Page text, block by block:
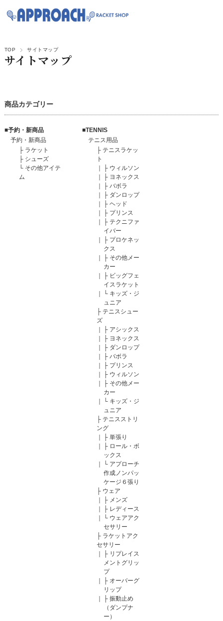
TOP サイトマップ
サイトマップ
商品カテゴリー
■予約・新商品
予約・新商品
├ ラケット
├ シューズ
└ その他アイテ
ム
■TENNIS
テニス用品
├ テニスラケッ
ト
｜
├ ウィルソン
｜
├ ヨネックス
｜
├ バボラ
｜
├ ダンロップ
｜
├ ヘッド
｜
├ プリンス
｜
├ テクニファ
イバー
｜
├ プロケネッ
クス
｜
├ その他メー
カー
｜
├ ビッグフェ
イスラケット
｜
└ キッズ・ジ
ュニア
├ テニスシュー
ズ
｜
├ アシックス
｜
├ ヨネックス
｜
├ ダンロップ
｜
├ バボラ
｜
├ プリンス
｜
├ ウィルソン
｜
├ その他メー
カー
｜
└ キッズ・ジ
ュニア
├ テニスストリ
ング
｜
├ 単張り
｜
├ ロール・ボ
ックス
｜
└ アプローチ
作成ノンパッ
ケージ６張り
├ ウェア
｜
├ メンズ
｜
├ レディース
｜
└ ウェアアク
セサリー
├ ラケットアク
セサリー
｜
├ リプレイス
メントグリッ
プ
｜
├ オーバーグ
リップ
｜
├ 振動止め
（ダンプナ
ー）